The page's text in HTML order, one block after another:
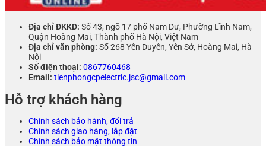
Địa chỉ ĐKKD: Số 43, ngõ 17 phố Nam Dư, Phường Lĩnh Nam,
Quận Hoàng Mai, Thành phố Hà Nội, Việt Nam
Địa chỉ văn phòng: Số 268 Yên Duyên, Yên Sở, Hoàng Mai, Hà
Nội
Số điện thoại: 0867760468
Email: tienphongcpelectric.jsc@gmail.com
Hỗ trợ khách hàng
Chính sách bảo hành, đổi trả
Chính sách giao hàng, lắp đặt
Chính sách bảo mật thông tin